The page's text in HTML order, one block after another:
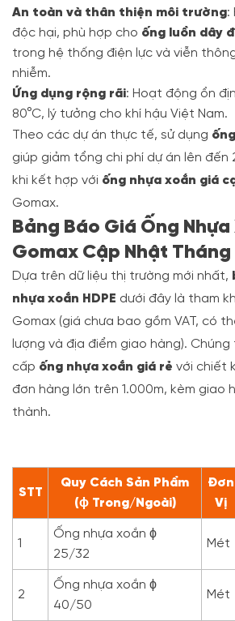
An toàn và thân thiện môi trường:
độc hại, phù hợp cho ống luồn dây
trong hệ thống điện lực và viễn
nhiễm.
Ứng dụng rộng rãi: Hoạt động ổn
80°C, lý tưởng cho khí hậu Việt Nam.
Theo các dự án thực tế, sử dụng
giúp giảm tổng chi phí dự án lên đến
khi kết hợp với ống nhựa xoắn giá
Gomax.
Bảng Báo Giá Ống Nhựa
Gomax Cập Nhật
Dựa trên dữ liệu thị trường mới nhất,
nhựa xoắn HDPE dưới đây là tham
Gomax (giá chưa bao gồm VAT, có
lượng và địa điểm giao hàng).
cấp ống nhựa xoắn giá rẻ với chiết
đơn hàng lớn trên 1.000m, kèm giao
thành.
STT
Quy Cách Sản Phẩm
(ϕ Trong/Ngoài)
Đơn
Vị
1
Ống nhựa xoắn ϕ
25/32
Mét
2
Ống nhựa xoắn ϕ
40/50
Mét